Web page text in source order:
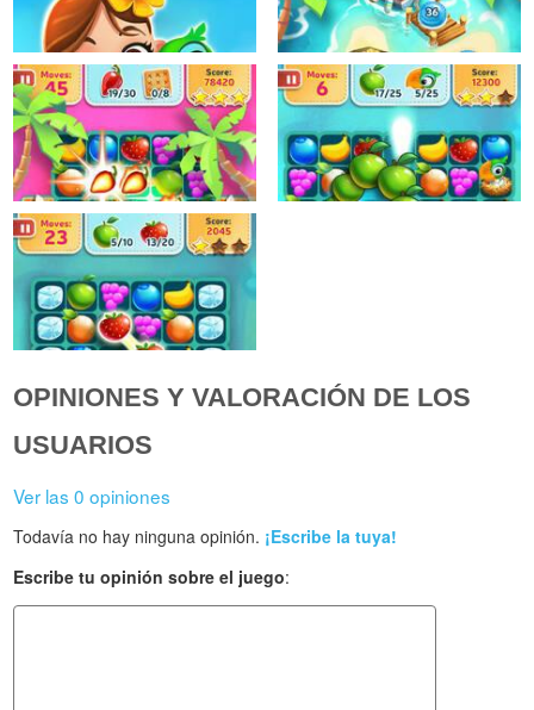
OPINIONES Y VALORACIÓN DE LOS
USUARIOS
Ver las 0 opiniones
Todavía no hay ninguna opinión. ¡Escribe la tuya!
Escribe tu opinión sobre el juego: